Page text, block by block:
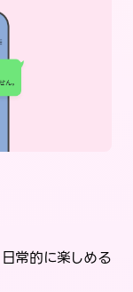
日常的に楽しめる